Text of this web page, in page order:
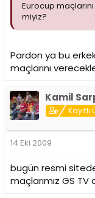
Eurocup
miyiz?
Pardon ya bu
maçlarını
Kamil
Kayıtlı
14 Eki 2009
bugün resmi
maçlarımız GS